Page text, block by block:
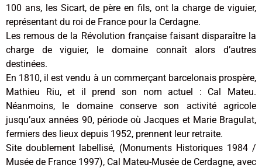
100 ans, les Sicart, de père en fils, ont la charge de viguier,
représentant du roi de France pour la Cerdagne.
Les remous de la Révolution française faisant disparaître la
charge de viguier, le domaine connaît alors d’autres
destinées.
En 1810, il est vendu à un commerçant barcelonais prospère,
Mathieu Riu, et il prend son nom actuel : Cal Mateu.
Néanmoins, le domaine conserve son activité agricole
jusqu’aux années 90, période où Jacques et Marie Bragulat,
fermiers des lieux depuis 1952, prennent leur retraite.
Site doublement labellisé, (Monuments Historiques 1984 /
Musée de France 1997), Cal Mateu-Musée de Cerdagne, avec